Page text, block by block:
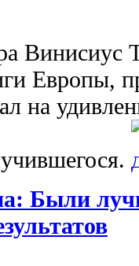
Винисиус
Европы,
на
Были